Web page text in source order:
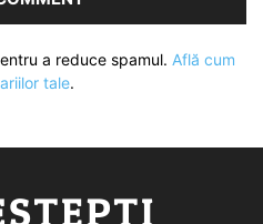
a reduce spamul. Află cum
tale.